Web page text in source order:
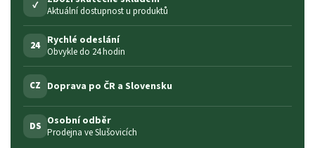
✓ Aktuální dostupnost u produktů
24 Rychlé odeslání
Obvykle do 24 hodin
CZ Doprava po ČR a Slovensku
DS Osobní odběr
Prodejna ve Slušovicích